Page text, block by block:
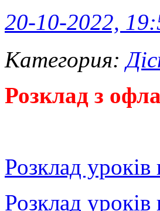
20-10-2022,
Категория:
Розклад з
Розклад
Розклад